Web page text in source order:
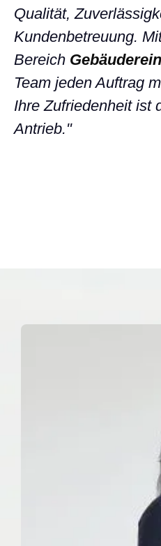
Qualität,
Kundenbetreuung.
Bereich
Team jeden Auftrag
Ihre Zufriedenheit ist
Antrieb."